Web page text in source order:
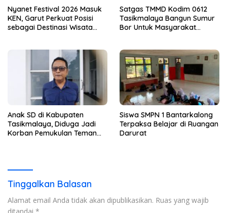
Nyanet Festival 2026 Masuk
KEN, Garut Perkuat Posisi
sebagai Destinasi Wisata
Satgas TMMD Kodim 0612
Tasikmalaya Bangun Sumur
Bor Untuk Masyarakat
Anak SD di Kabupaten
Tasikmalaya, Diduga Jadi
Korban Pemukulan Teman
Siswa SMPN 1 Bantarkalong
Terpaksa Belajar di Ruangan
Darurat
Tinggalkan Balasan
Alamat email Anda tidak akan dipublikasikan. Ruas yang wajib